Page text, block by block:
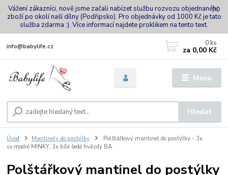
Vážení zákazníci, nově jsme začali nabízet službu rozvozu objednaného
zboží po okolí naší dílny (Podřipsko). Pro objednávky od 1000 Kč je tato
služba zdarma :). Více informací najdete proklikem na tento text.
Menu
Hledat
info@babylife.cz 0 ks
za 0,00 Kč
Úvod Mantinely do postýlky
Polštářkový mantinel do postýlky - 3x
sv.modré MINKY, 3x bílé šedé hvězdy BA
Polštářkový mantinel do postýlky